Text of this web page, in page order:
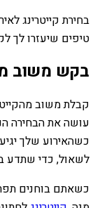
בחירת קייטרינג
טיפים שיעזרו לך
בקש משוב
קבלת משוב
עושה את הבחירה
כשהאירוע שלך
לשאול, כדי שתדע
כשאתם בוחנים